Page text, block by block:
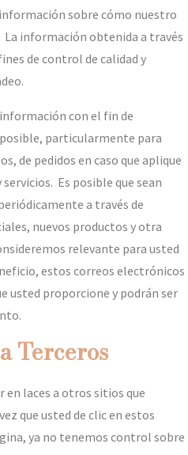
sobre cómo nuestro
información obtenida a través
de control de calidad y
con el fin de
particularmente para
de pedidos en caso que aplique
Es posible que sean
a través de
nuevos productos y otra
relevante para usted
estos correos electrónicos
usted proporcione y podrán ser
Terceros
laces a otros sitios que
que usted de clic en estos
ya no tenemos control sobre